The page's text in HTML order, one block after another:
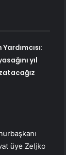
yıl
üye Zeljko